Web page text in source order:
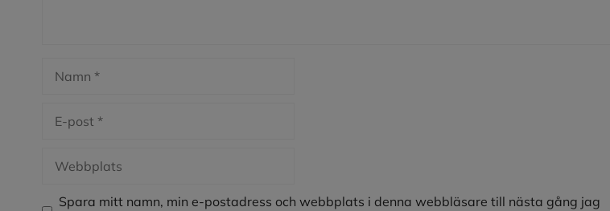
post
Spara mitt namn, min e-postadress och webbplats i denna webbläsare till nästa gång jag